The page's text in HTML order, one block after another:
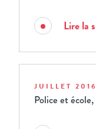
Lire la
JUILLET 2016
Police et